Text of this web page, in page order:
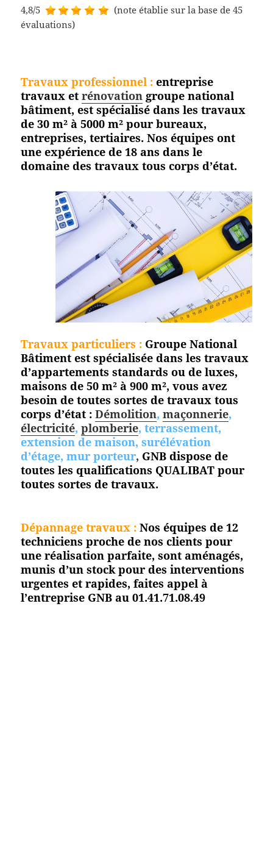
4,8/5
(note établie sur la base de 45
évaluations)
Travaux professionnel : entreprise
travaux etrénovation groupe national
bâtiment, est spécialisé dans les travaux
de 30 m² à 5000 m² pour bureaux,
entreprises, tertiaires. Nos équipes ont
une expérience de 18 ans dans le
domaine des travaux tous corpsd’état.
Travaux particuliers : Groupe National
Bâtiment est spécialisée dans les travaux
d’appartements standards ou de luxes,
maisons de 50 m² à 900 m², vous avez
besoin de toutes sortes de travaux tous
corps d’état : Démolition,maçonnerie,
électricité,plomberie, terrassement,
extension de maison, surélévation
d’étage, mur porteur, GNB dispose de
toutes les qualifications QUALIBAT pour
toutessortes de travaux.
Dépannage travaux : Nos équipes de 12
techniciens proche de nos clients pour
une réalisation parfaite, sont aménagés,
munis d’un stock pour des interventions
urgentes et rapides, faites appel à
l’entreprise GNB au 01.41.71.08.49